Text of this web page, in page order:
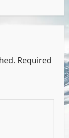
Required